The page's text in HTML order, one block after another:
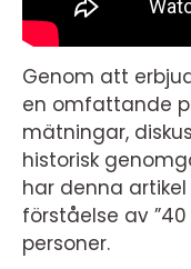
Genom att
en omfattande
mätningar,
historisk
har denna
förståelse av
personer.